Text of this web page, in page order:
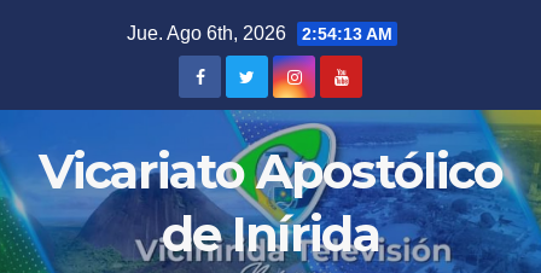
Jue. Ago 6th, 2026 2:54:14 AM
Vicariato Apostólico
de Inírida